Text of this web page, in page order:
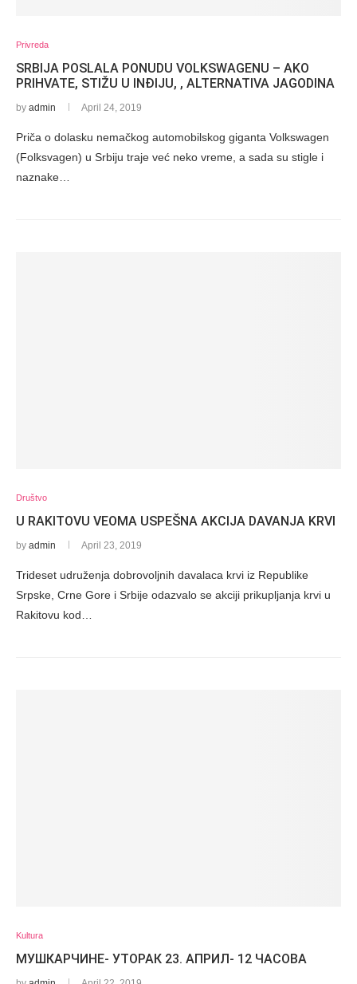
Privreda
SRBIJA POSLALA PONUDU VOLKSWAGENU – AKO
PRIHVATE, STIŽU U INĐIJU, , ALTERNATIVA JAGODINA
by admin April 24, 2019
Priča o dolasku nemačkog automobilskog giganta Volkswagen
(Folksvagen) u Srbiju traje već neko vreme, a sada su stigle i
naznake…
Društvo
U RAKITOVU VEOMA USPEŠNA AKCIJA DAVANJA KRVI
by admin April 23, 2019
Trideset udruženja dobrovoljnih davalaca krvi iz Republike
Srpske, Crne Gore i Srbije odazvalo se akciji prikupljanja krvi u
Rakitovu kod…
Kultura
МУШКАРЧИНЕ- УТОРАК 23. АПРИЛ- 12 ЧАСОВА